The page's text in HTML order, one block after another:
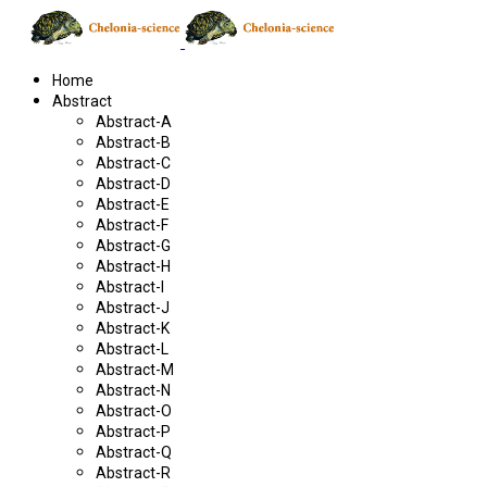
Home
Abstract
Abstract-A
Abstract-B
Abstract-C
Abstract-D
Abstract-E
Abstract-F
Abstract-G
Abstract-H
Abstract-I
Abstract-J
Abstract-K
Abstract-L
Abstract-M
Abstract-N
Abstract-O
Abstract-P
Abstract-Q
Abstract-R